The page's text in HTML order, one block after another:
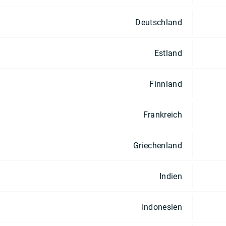
Deutschland
Estland
Finnland
Frankreich
Griechenland
Indien
Indonesien